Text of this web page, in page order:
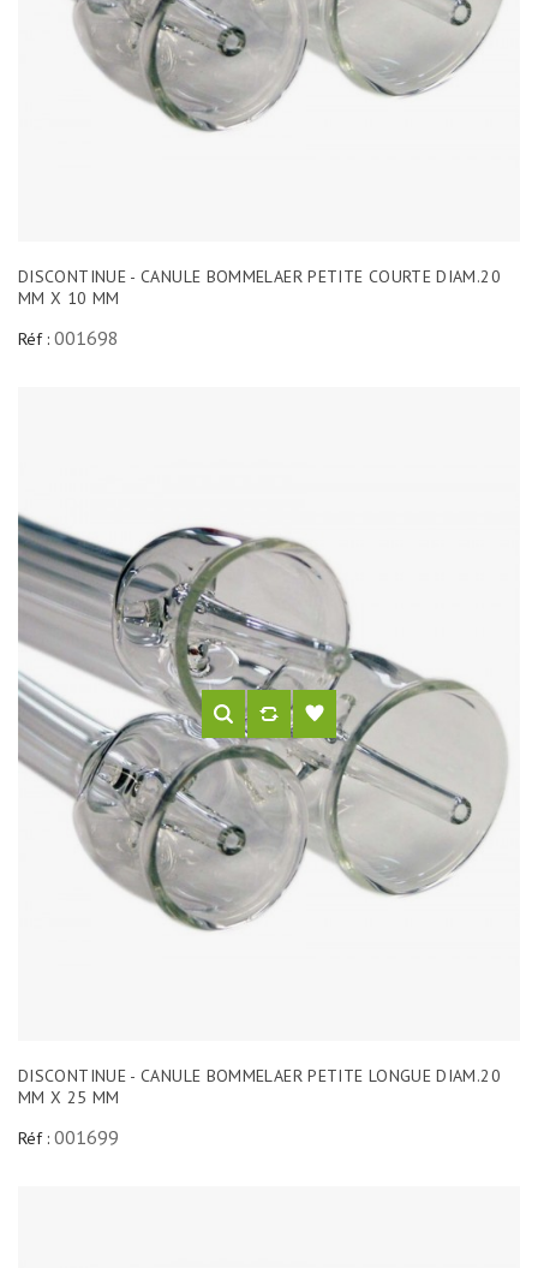
DISCONTINUE - CANULE BOMMELAER PETITE COURTE DIAM.20
MM X 10 MM
Réf : 001698
DISCONTINUE - CANULE BOMMELAER PETITE LONGUE DIAM.20
MM X 25 MM
Réf : 001699